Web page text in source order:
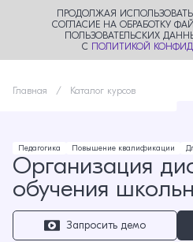
ПРОДОЛЖАЯ
СОГЛАСИЕ НА ОБРАБОТКУ
ПОЛЬЗОВАТЕЛЬСКИХ
С ПОЛИТИКОЙ
Главная Каталог курсов
Педагогика Повышение квалификации
Организация
обучения
Запросить демо